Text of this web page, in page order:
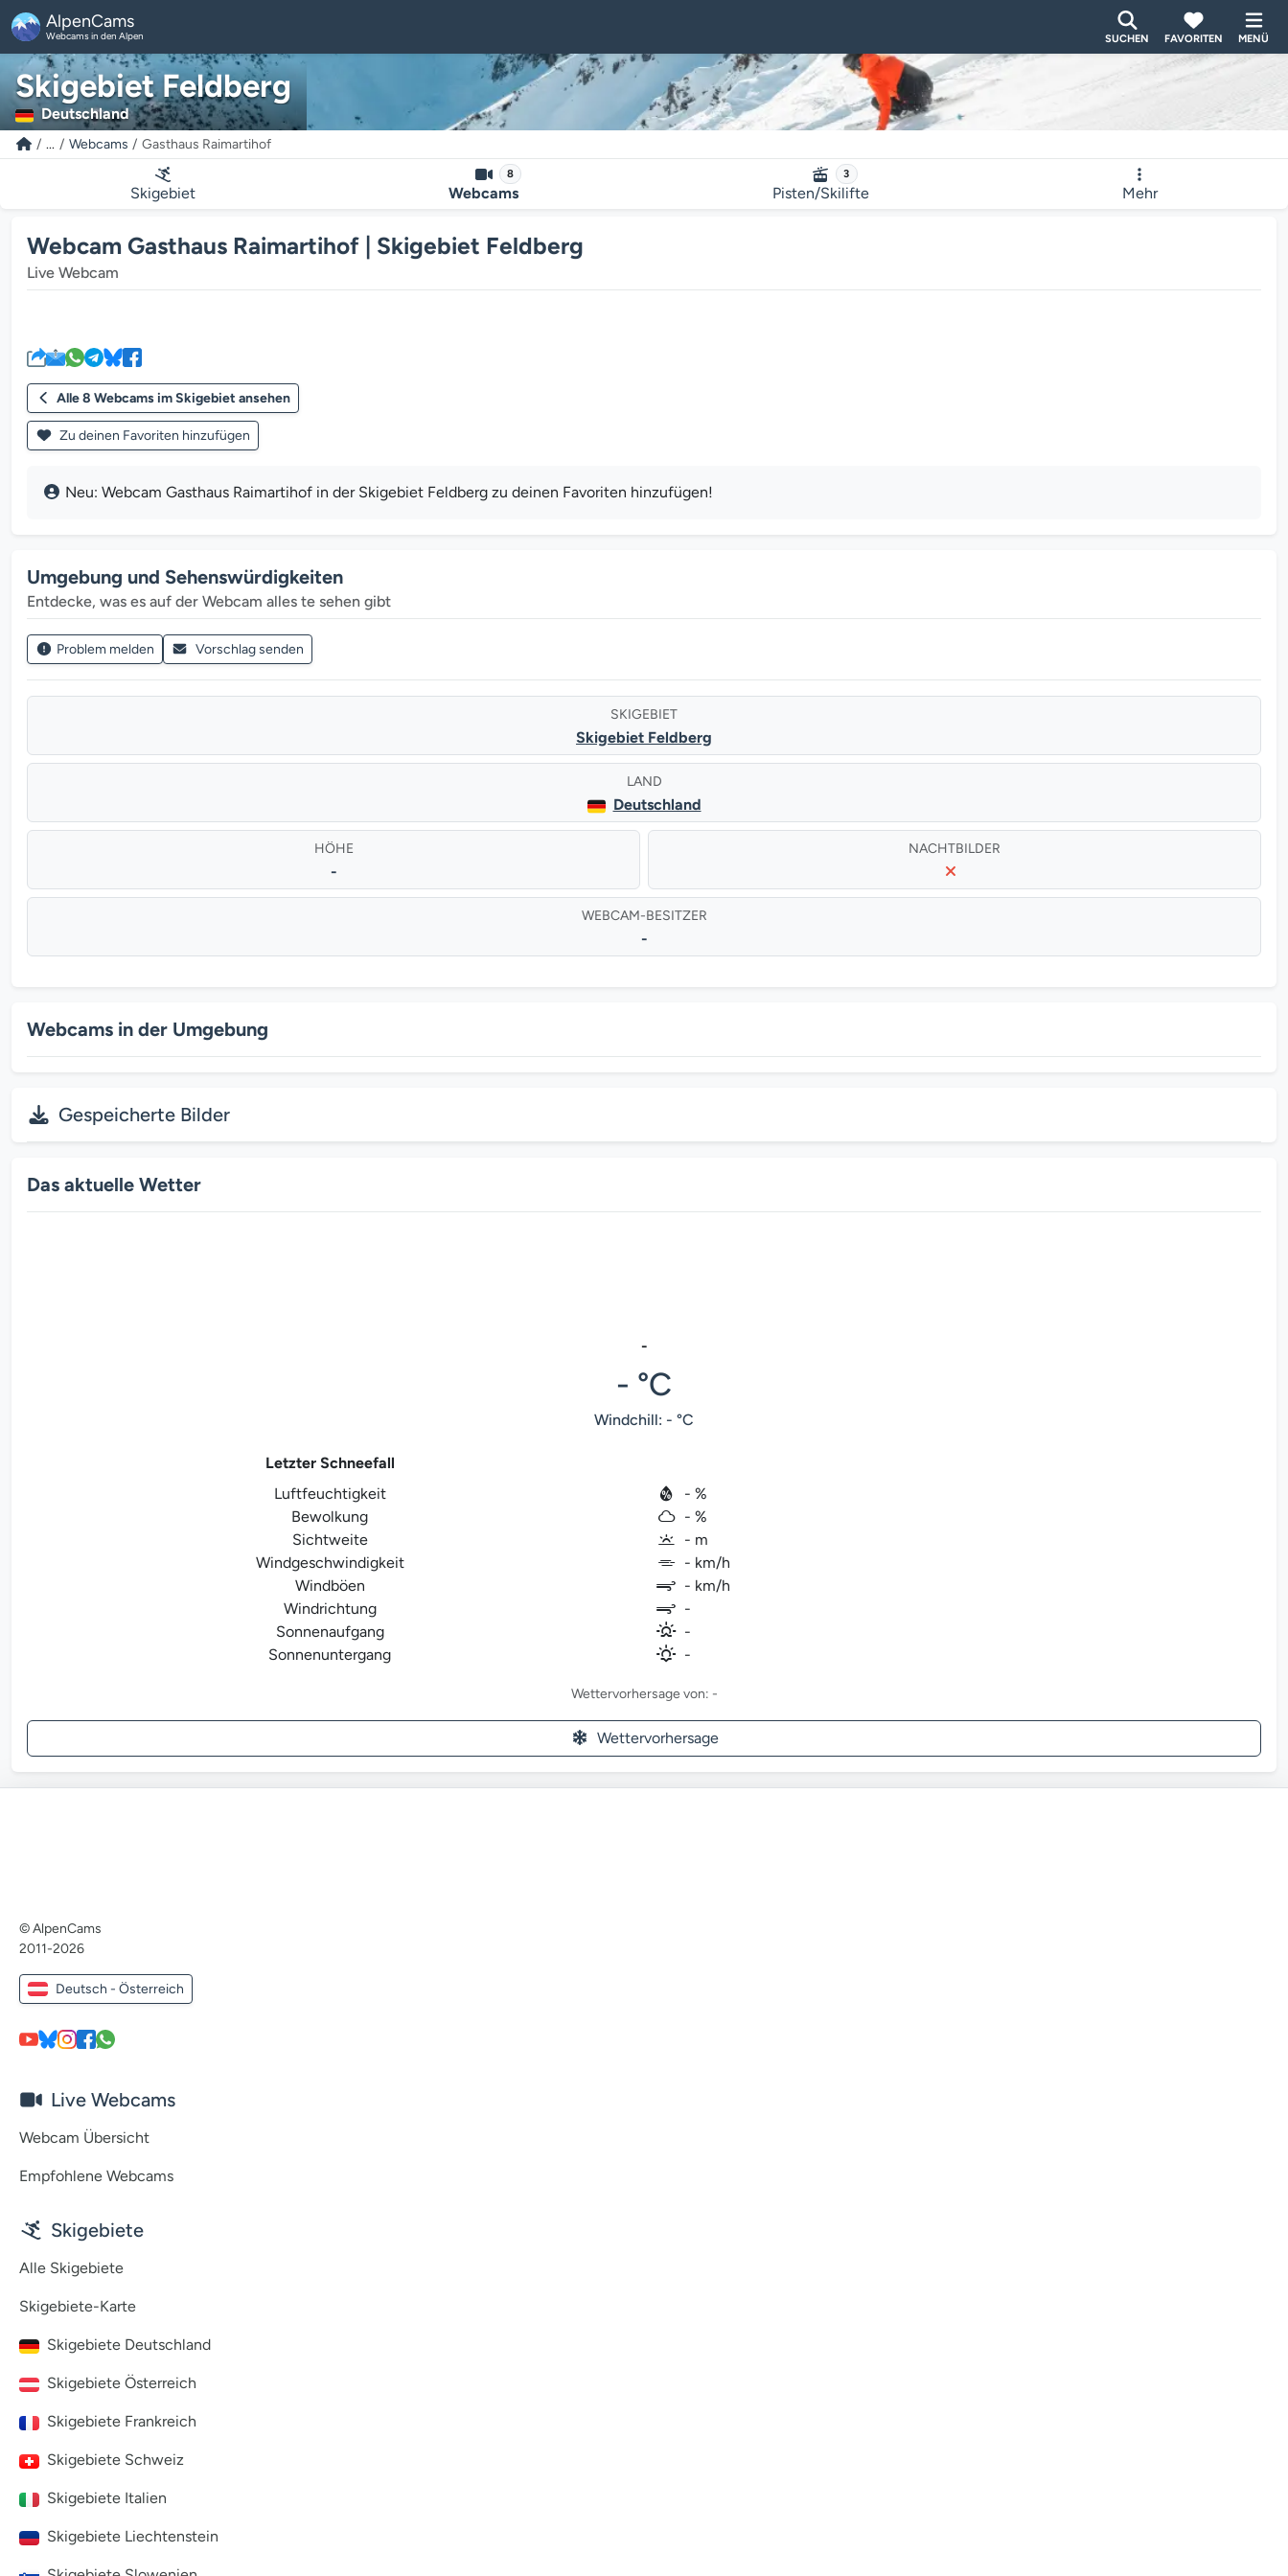
AlpenCams
Webcams in den Alpen SUCHEN FAVORITEN MENÜ
Skigebiet Feldberg
Deutschland
... Webcams Gasthaus Raimartihof
Skigebiet
8
Webcams
3
Pisten/Skilifte Mehr
Webcam Gasthaus Raimartihof | Skigebiet Feldberg
Live Webcam
Alle 8 Webcams im Skigebiet ansehen
Zu deinen Favoriten hinzufügen
Neu: Webcam Gasthaus Raimartihof in der Skigebiet Feldberg zu deinen Favoriten hinzufügen!
Umgebung und Sehenswürdigkeiten
Entdecke, was es auf der Webcam alles te sehen gibt
Problem melden Vorschlag senden
SKIGEBIET
Skigebiet Feldberg
LAND
Deutschland
HÖHE
-
NACHTBILDER
WEBCAM-BESITZER
-
Webcams in der Umgebung
Gespeicherte Bilder
Das aktuelle Wetter
-
- °C
Windchill: - °C
Letzter Schneefall
Luftfeuchtigkeit
- %
Bewolkung
- %
Sichtweite
- m
Windgeschwindigkeit
- km/h
Windböen
- km/h
Windrichtung
-
Sonnenaufgang
-
Sonnenuntergang
-
Wettervorhersage von: -
Wettervorhersage
© AlpenCams
2011-2026
Deutsch - Österreich
Live Webcams
Webcam Übersicht
Empfohlene Webcams
Skigebiete
Alle Skigebiete
Skigebiete-Karte
Skigebiete Deutschland
Skigebiete Österreich
Skigebiete Frankreich
Skigebiete Schweiz
Skigebiete Italien
Skigebiete Liechtenstein